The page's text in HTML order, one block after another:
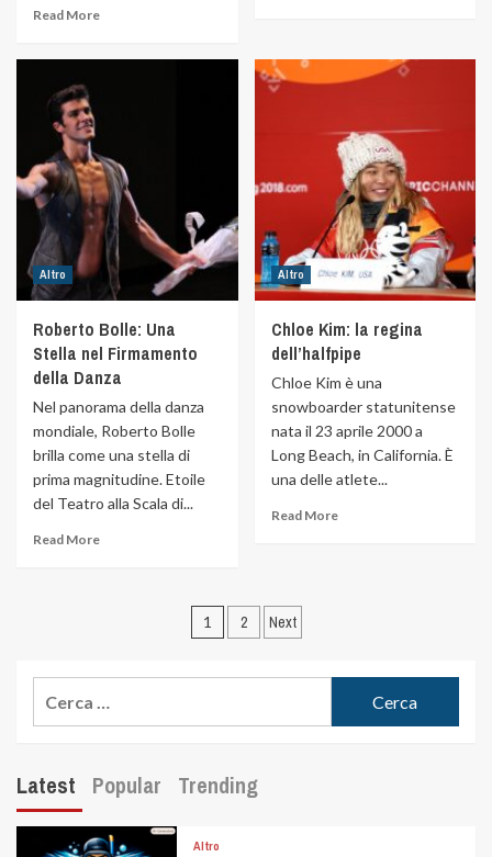
Read More
Altro
Roberto Bolle: Una
Stella nel Firmamento
della Danza
Nel panorama della danza
mondiale, Roberto Bolle
brilla come una stella di
prima magnitudine. Etoile
del Teatro alla Scala di...
Read More
Altro
Chloe Kim: la regina
dell’halfpipe
Chloe Kim è una
snowboarder statunitense
nata il 23 aprile 2000 a
Long Beach, in California. È
una delle atlete...
Read More
1 2 Next
Latest Popular Trending
Altro